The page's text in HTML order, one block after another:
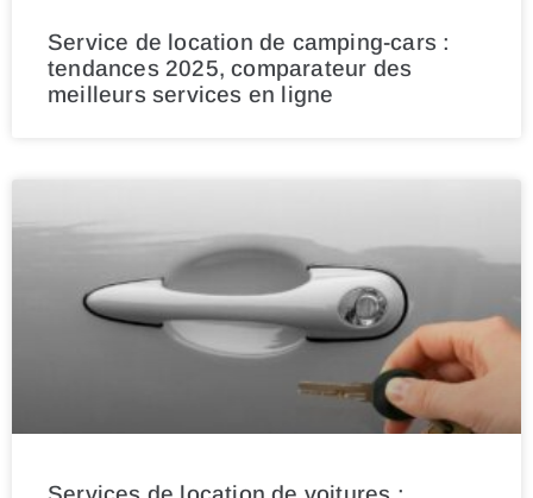
Service de location de camping-cars :
tendances 2025, comparateur des
meilleurs services en ligne